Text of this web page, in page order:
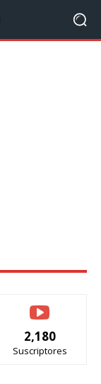
2,180
Suscriptores